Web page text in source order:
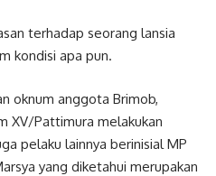
terhadap seorang lansia
kondisi apa pun.
oknum anggota Brimob,
XV/Pattimura melakukan
pelaku lainnya berinisial MP
yang diketahui merupakan